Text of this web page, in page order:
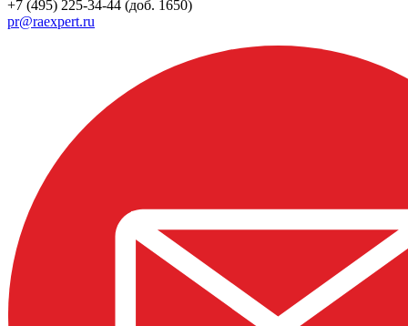
+7 (495) 225-34-44 (доб. 1650)
pr@raexpert.ru